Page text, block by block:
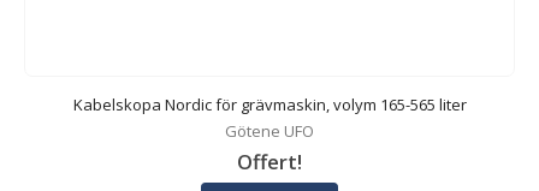
Kabelskopa Nordic för grävmaskin, volym 165-565 liter
Götene UFO
Offert!